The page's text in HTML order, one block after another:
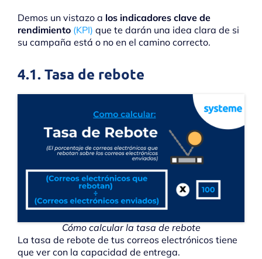
Demos un vistazo a los indicadores clave de
rendimiento (KPI) que te darán una idea clara de si
su campaña está o no en el camino correcto.
4.1. Tasa de rebote
Cómo calcular la tasa de rebote
La tasa de rebote de tus correos electrónicos tiene
que ver con la capacidad de entrega.